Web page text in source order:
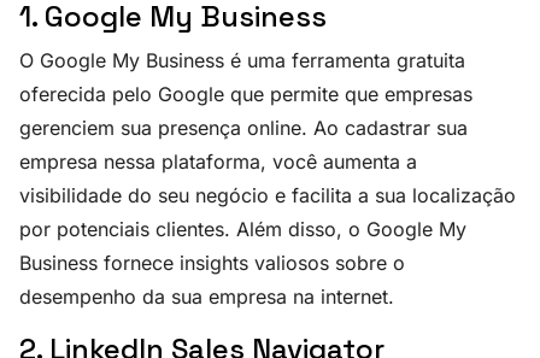
1. Google My Business
O Google My Business é uma ferramenta gratuita
oferecida pelo Google que permite que empresas
gerenciem sua presença online. Ao cadastrar sua
empresa nessa plataforma, você aumenta a
visibilidade do seu negócio e facilita a sua localização
por potenciais clientes. Além disso, o Google My
Business fornece insights valiosos sobre o
desempenho da sua empresa na internet.
2. LinkedIn Sales Navigator